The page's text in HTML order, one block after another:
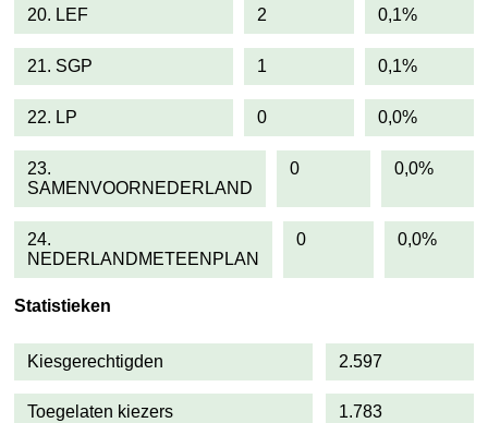
20. LEF 2 0,1%
21. SGP 1 0,1%
22. LP 0 0,0%
23.
SAMENVOORNEDERLAND
0 0,0%
24.
NEDERLANDMETEENPLAN
0 0,0%
Statistieken
Kiesgerechtigden 2.597
Toegelaten kiezers 1.783